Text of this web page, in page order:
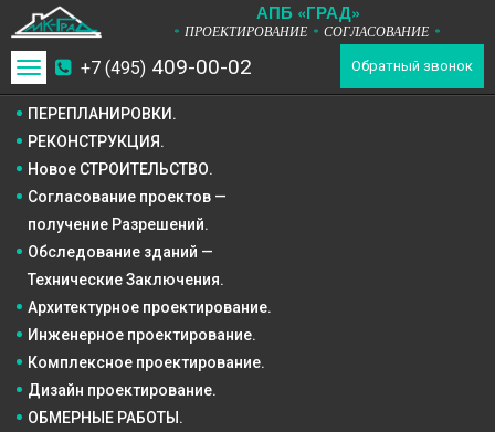
АПБ «ГРАД»
* ПРОЕКТИРОВАНИЕ * СОГЛАСОВАНИЕ *
+7 (495) 409-00-02 Обратный звонок
Toggle
navigation
ПЕРЕПЛАНИРОВКИ.
РЕКОНСТРУКЦИЯ.
Новое СТРОИТЕЛЬСТВО.
ОБМЕРНЫЕ РАБОТЫ.
Согласование проектов —
получение Разрешений.
Обследование зданий —
Технические Заключения.
Архитектурное проектирование.
Инженерное проектирование.
Комплексное проектирование.
Дизайн проектирование.